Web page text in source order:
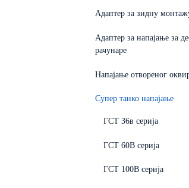
Адаптер за зидну
Адаптер за напајање за
рачунаре
Напајање отвореног
Супер танко напајање
ГСТ 36в серија
ГСТ 60В серија
ГСТ 100В серија